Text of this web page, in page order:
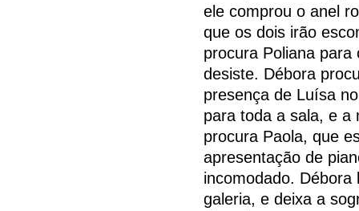
ele comprou o anel
que os dois irão
procura Poliana
desiste. Débora
presença de Luísa
para toda a sala, e a
procura Paola, que
apresentação de
incomodado.
galeria, e deixa a